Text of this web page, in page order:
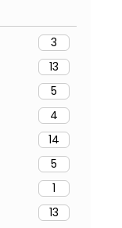
3
13
5
4
14
5
1
13